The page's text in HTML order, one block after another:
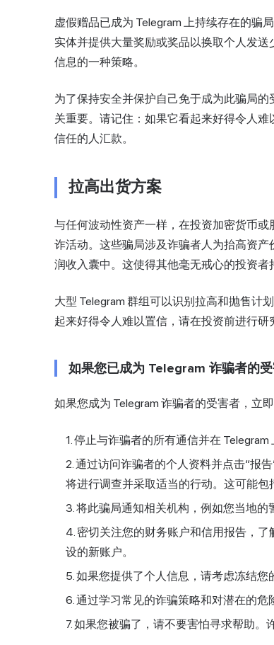
虚假赠品已成为 Telegram 上持续存在的骗
实体并提供大量奖励或奖品以换取个人发
信息的一种策略。
为了保持安全并保护自己免于成为此骗局
关重要。请记住：如果它看起来好得令人
信任的人汇款。
拉高出货方案
与任何波动性资产一样，在投资加密货币
诈活动。这些骗局涉及诈骗者人为抬高资
润收入囊中。这使得其他毫无戒心的投资者
大型 Telegram 群组可以识别拉高和抛售计
起来好得令人难以置信，请在投资前进行研
如果您已成为 Telegram 诈骗者的
如果您成为 Telegram 诈骗者的受害者，立
停止与诈骗者的所有通信并在 Telegram
通过访问诈骗者的个人资料并点击“报
将进行调查并采取适当的行动。这可能包
将此骗局通知相关机构，例如您当地的
密切关注您的财务账户和信用报告，
设的新账户。
如果您提供了个人信息，请考虑冻结您
通过学习常见的诈骗策略和对潜在的危
如果您被骗了，请不要害怕寻求帮助。